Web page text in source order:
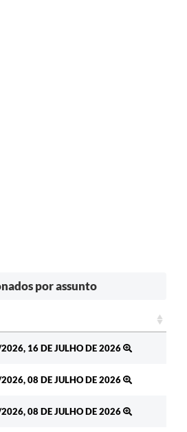
por assunto
16 DE JULHO DE 2026
08 DE JULHO DE 2026
08 DE JULHO DE 2026